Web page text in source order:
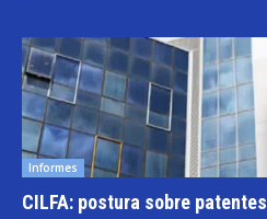
Informes
CILFA: postura sobre patentes